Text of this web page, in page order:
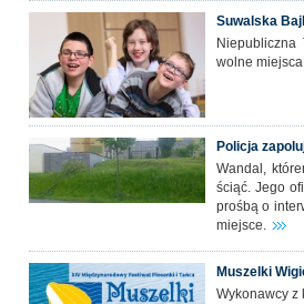
Suwalska
Niepubliczna
wolne
Policja
Wandal,
ściąć. Jego
prośbą o
miejsce.
Muszelki
Wykonawcy z